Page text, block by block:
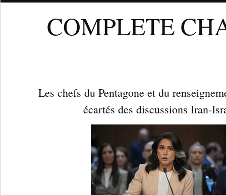
COMPLETE
Les chefs du Pentagone et du
écartés des discussions Iran-